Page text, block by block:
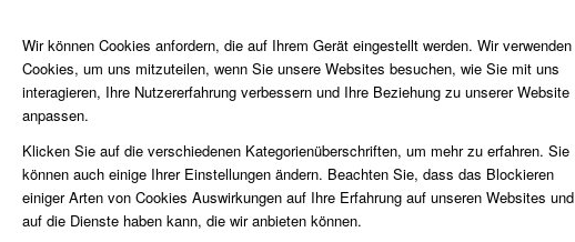
Wir können Cookies anfordern, die auf Ihrem Gerät eingestellt werden. Wir verwenden
Cookies, um uns mitzuteilen, wenn Sie unsere Websites besuchen, wie Sie mit uns
interagieren, Ihre Nutzererfahrung verbessern und Ihre Beziehung zu unserer Website
anpassen.
Klicken Sie auf die verschiedenen Kategorienüberschriften, um mehr zu erfahren. Sie
können auch einige Ihrer Einstellungen ändern. Beachten Sie, dass das Blockieren
einiger Arten von Cookies Auswirkungen auf Ihre Erfahrung auf unseren Websites und
auf die Dienste haben kann, die wir anbieten können.
GLOCKENSTUHL